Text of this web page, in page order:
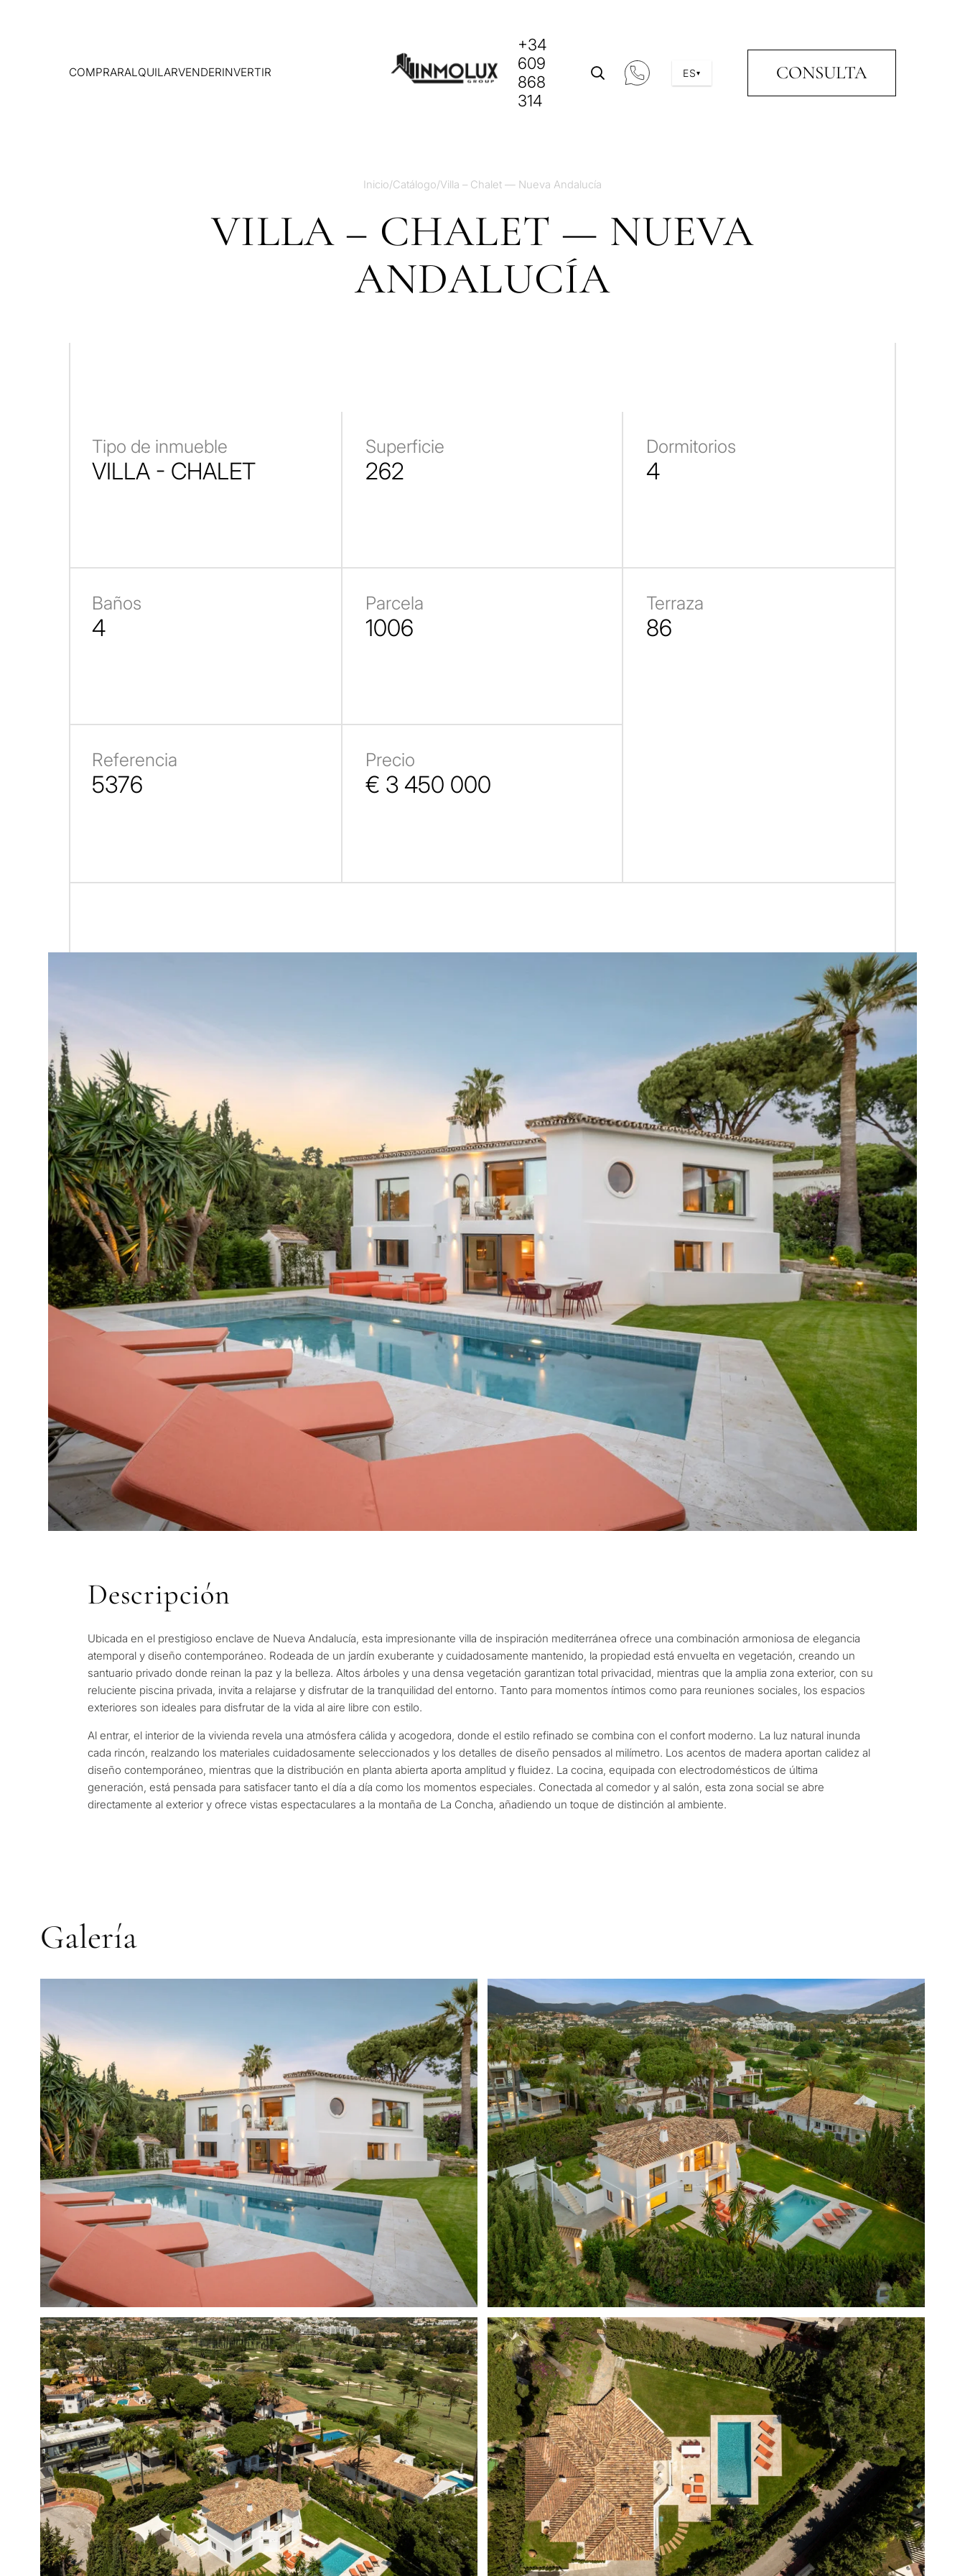
COMPRARALQUILARVENDERINVERTIR
+34
609
868
314
ES▾ CONSULTA
Inicio/Catálogo/Villa – Chalet — Nueva Andalucía
VILLA – CHALET — NUEVA
ANDALUCÍA
Tipo de inmueble
VILLA - CHALET
Superficie
262
Dormitorios
4
Baños
4
Parcela
1006
Terraza
86
Referencia
5376
Precio
€ 3 450 000
Descripción
Ubicada en el prestigioso enclave de Nueva Andalucía, esta impresionante villa de inspiración mediterránea ofrece una combinación armoniosa de elegancia
atemporal y diseño contemporáneo. Rodeada de un jardín exuberante y cuidadosamente mantenido, la propiedad está envuelta en vegetación, creando un
santuario privado donde reinan la paz y la belleza. Altos árboles y una densa vegetación garantizan total privacidad, mientras que la amplia zona exterior, con su
reluciente piscina privada, invita a relajarse y disfrutar de la tranquilidad del entorno. Tanto para momentos íntimos como para reuniones sociales, los espacios
exteriores son ideales para disfrutar de la vida al aire libre con estilo.
Al entrar, el interior de la vivienda revela una atmósfera cálida y acogedora, donde el estilo refinado se combina con el confort moderno. La luz natural inunda
cada rincón, realzando los materiales cuidadosamente seleccionados y los detalles de diseño pensados al milímetro. Los acentos de madera aportan calidez al
diseño contemporáneo, mientras que la distribución en planta abierta aporta amplitud y fluidez. La cocina, equipada con electrodomésticos de última
generación, está pensada para satisfacer tanto el día a día como los momentos especiales. Conectada al comedor y al salón, esta zona social se abre
directamente al exterior y ofrece vistas espectaculares a la montaña de La Concha, añadiendo un toque de distinción al ambiente.
Galería
CUESTIONARIO
propiedades en Marbella
propiedades y soluciones según su presupuesto,
objetivos y requisitos legales.
1 / 7
Sin compromiso • Confidencial • A su medida
¿Con qué propósito considera una
propiedad en Marbella?
Desarrollo de inversión
Vender mi propiedad
← Atrás Siguiente →
✓Sin spam ni publicidad
✓Sólo 1 respuesta experta
✓Confidencial
SOLICITAR CONSULTA
Al enviar, aceptas la política de privacidad